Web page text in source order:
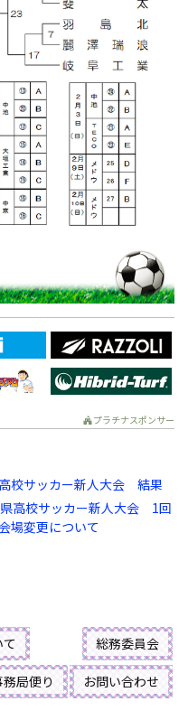
プラチナスポンサー
校サッカー新人大会 結果
高校サッカー新人大会 1回
場変更について
総務委員会
務局便り お問い合わせ